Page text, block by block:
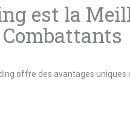
est la
offre des avantages